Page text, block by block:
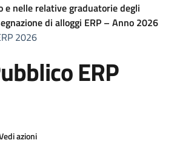
nelle relative graduatorie degli
di alloggi ERP – Anno 2026
2026
ERP
azioni